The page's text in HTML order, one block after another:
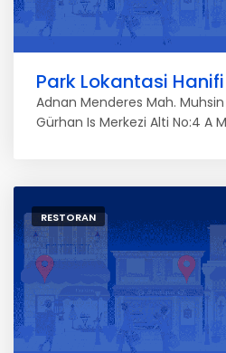
Park Lokantasi
Adnan Menderes Mah.
Gürhan Is Merkezi Alti No:4 A
RESTORAN